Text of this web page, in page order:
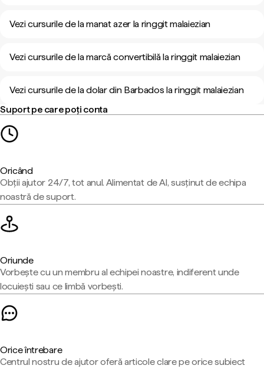
Vezi cursurile de la manat azer la ringgit malaiezian
Vezi cursurile de la marcă convertibilă la ringgit malaiezian
Vezi cursurile de la dolar din Barbados la ringgit malaiezian
Suport pe care poți conta
Oricând
Obții ajutor 24/7, tot anul. Alimentat de AI, susținut de echipa
noastră de suport.
Oriunde
Vorbește cu un membru al echipei noastre, indiferent unde
locuiești sau ce limbă vorbești.
Orice întrebare
Centrul nostru de ajutor oferă articole clare pe orice subiect